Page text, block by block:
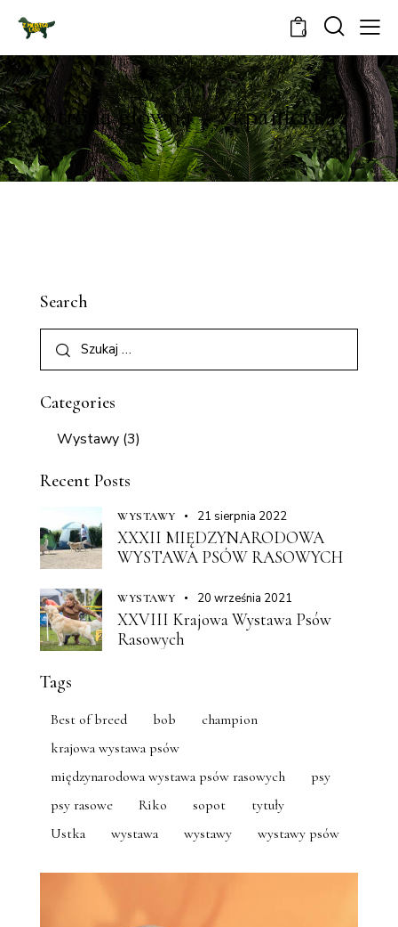
0
Strona główna – Українська
Search
Categories
Wystawy (3)
Recent Posts
WYSTAWY 21 sierpnia 2022
XXXII MIĘDZYNARODOWA
WYSTAWA PSÓW RASOWYCH
WYSTAWY 20 września 2021
XXVIII Krajowa Wystawa Psów
Rasowych
Tags
Best of breed bob
champion
krajowa wystawa psów
międzynarodowa wystawa psów rasowych
psy
psy rasowe
Riko sopot
tytuły
Ustka
wystawa wystawy wystawy psów